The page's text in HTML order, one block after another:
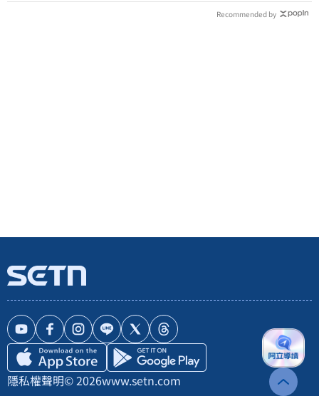
Recommended by
隱私權聲明© 2026www.setn.com